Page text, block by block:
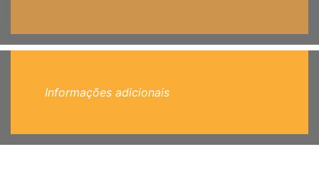
Informações adicionais